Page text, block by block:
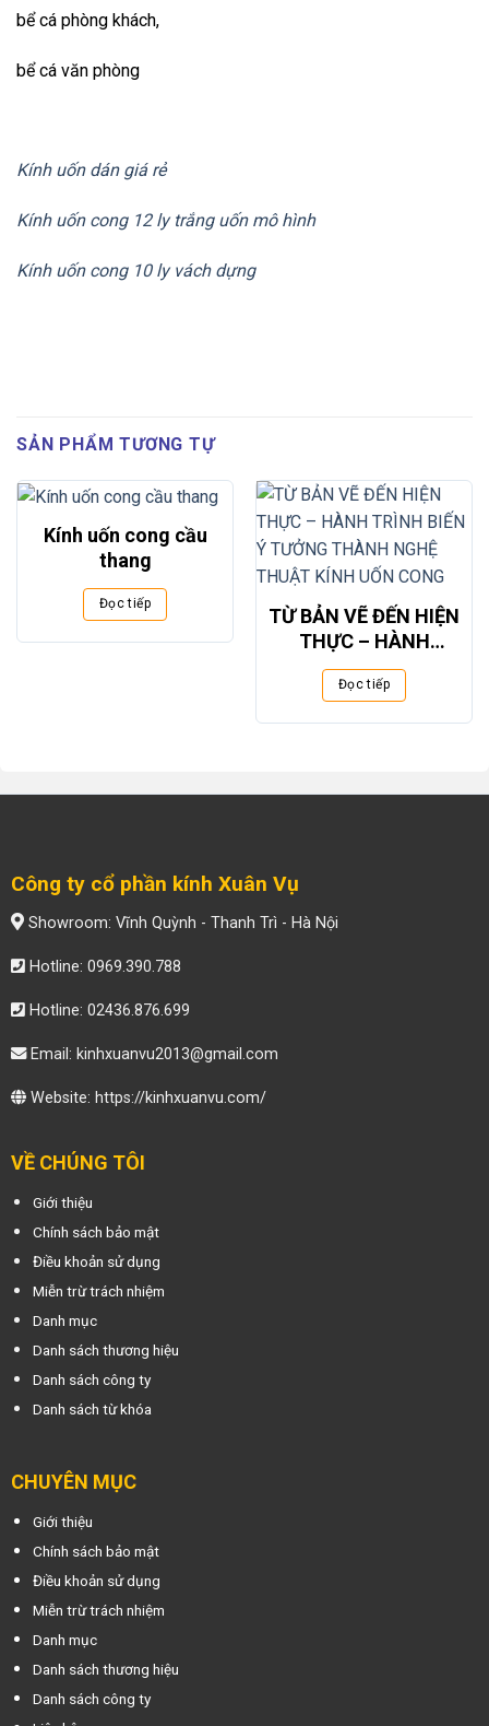
bể cá phòng khách,
bể cá văn phòng
Kính uốn dán giá rẻ
Kính uốn cong 12 ly trắng uốn mô hình
Kính uốn cong 10 ly vách dựng
SẢN PHẨM TƯƠNG TỰ
Kính uốn cong cầu
thang
Đọc tiếp
TỪ BẢN VẼ ĐẾN HIỆN
THỰC – HÀNH
TRÌNH BIẾN Ý
TƯỞNG THÀNH
Đọc tiếp
Công ty cổ phần kính Xuân Vụ
Showroom: Vĩnh Quỳnh - Thanh Trì - Hà Nội
Hotline: 0969.390.788
Hotline: 02436.876.699
Email: kinhxuanvu2013@gmail.com
Website: https://kinhxuanvu.com/
VỀ CHÚNG TÔI
Giới thiệu
Chính sách bảo mật
Điều khoản sử dụng
Miễn trừ trách nhiệm
Danh mục
Danh sách thương hiệu
Danh sách công ty
Danh sách từ khóa
CHUYÊN MỤC
Giới thiệu
Chính sách bảo mật
Điều khoản sử dụng
Miễn trừ trách nhiệm
Danh mục
Danh sách thương hiệu
Danh sách công ty